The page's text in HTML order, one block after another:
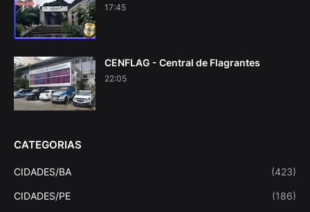
17:45
CENFLAG - Central de Flagrantes
22:05
CATEGORIAS
CIDADES/BA (423)
CIDADES/PE (186)